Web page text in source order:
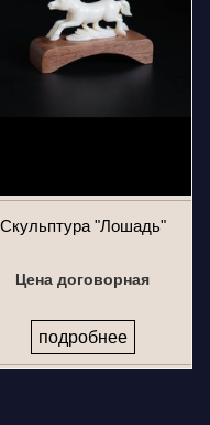
Скульптура "Лошадь"
Цена договорная
подробнее